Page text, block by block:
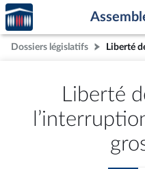
Aller au contenu
Aller en bas de la page
Accèder
à la
page
d'accueil
Dossiers législatifs
Liberté